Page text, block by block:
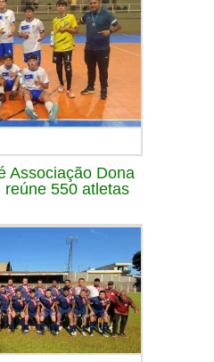
Associação Dona
550 atletas